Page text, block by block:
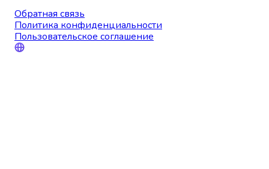
Обратная связь
Политика конфиденциальности
Пользовательское соглашение